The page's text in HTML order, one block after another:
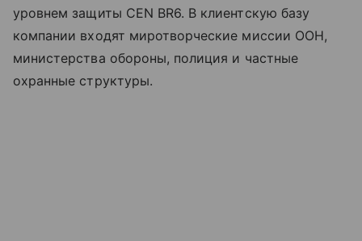
уровнем защиты CEN BR6. В клиентскую базу
компании входят миротворческие миссии ООН,
министерства обороны, полиция и частные
охранные структуры.